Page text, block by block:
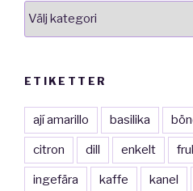
ETIKETTER
ají amarillo basilika
citron dill enkelt
ingefära kaffe kanel